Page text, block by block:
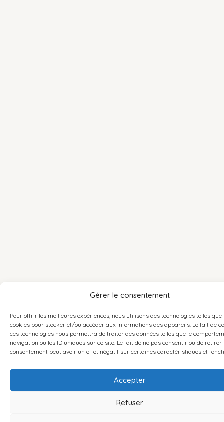
Gérer le consentement
Pour offrir les meilleures expériences, nous utilisons des technologies telles que
cookies pour stocker et/ou accéder aux informations des appareils. Le fait de
ces technologies nous permettra de traiter des données telles que le
navigation ou les ID uniques sur ce site. Le fait de ne pas consentir ou de retirer
consentement peut avoir un effet négatif sur certaines caractéristiques et
Accepter
Refuser